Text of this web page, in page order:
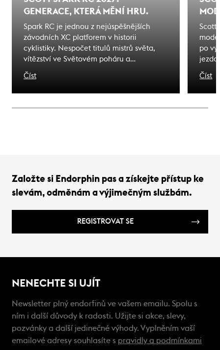
GENERACE, KTERÁ MĚNÍ HRU.
Spark RC je jednou z nejúspěšnějších
závodních XC platforem v historii
cyklistiky. Nespočet titulů mistrů světa,
vítězství ve Světovém poháru a
olympijských medailí. Kolo, jehož jméno
se stalo synonymem úspěchu. To dědictví
není jen nostalgií - je to závazek. Důkaz
Číst
Scott
po
Číst
Založte si Endorphin pas a získejte přístup ke
slevám, odměnám a výjimečným službám.
REGISTROVAT SE
NENECHTE SI UJÍT
Newsletter plný endorfinů ve vašem emailu. Spolu s
ním i další důvody k radosti. Užijte si akce, slevy,
pozvánky a další jedinečné výhody. Vyplněním vaší
emailové adresy souhlasíte s pravidly a podmínkami